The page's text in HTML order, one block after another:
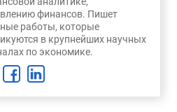
финансов. Пишет
работы, которые
в крупнейших научных
по экономике.